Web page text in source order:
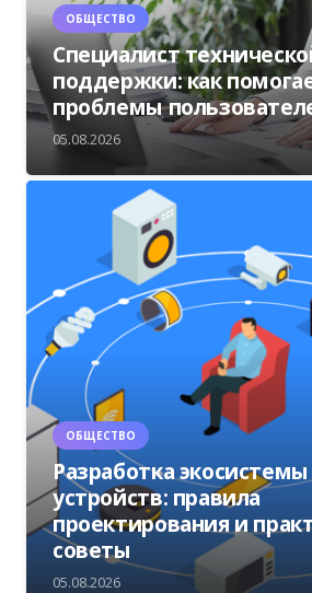
ОБЩЕСТВО
Специалист
поддержки: как
проблемы
05.08.2026
ОБЩЕСТВО
Разработка
устройств: правила
проектирования и
советы
05.08.2026